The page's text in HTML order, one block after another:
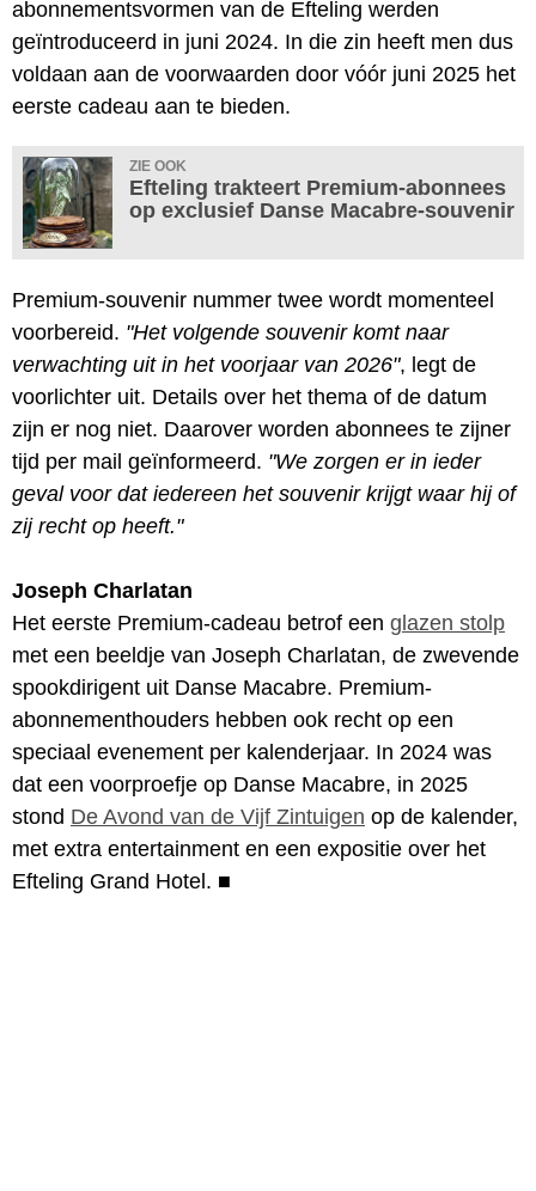
abonnementsvormen van de Efteling werden
geïntroduceerd in juni 2024. In die zin heeft men dus
voldaan aan de voorwaarden door vóór juni 2025 het
eerste cadeau aan te bieden.
ZIE OOK
Efteling trakteert Premium-abonnees
op exclusief Danse Macabre-souvenir
Premium-souvenir nummer twee wordt momenteel
voorbereid. "Het volgende souvenir komt naar
verwachting uit in het voorjaar van 2026", legt de
voorlichter uit. Details over het thema of de datum
zijn er nog niet. Daarover worden abonnees te zijner
tijd per mail geïnformeerd. "We zorgen er in ieder
geval voor dat iedereen het souvenir krijgt waar hij of
zij recht op heeft."
Joseph Charlatan
Het eerste Premium-cadeau betrof een glazen stolp
met een beeldje van Joseph Charlatan, de zwevende
spookdirigent uit Danse Macabre. Premium-
abonnementhouders hebben ook recht op een
speciaal evenement per kalenderjaar. In 2024 was
dat een voorproefje op Danse Macabre, in 2025
stond De Avond van de Vijf Zintuigen op de kalender,
met extra entertainment en een expositie over het
Efteling Grand Hotel. ■